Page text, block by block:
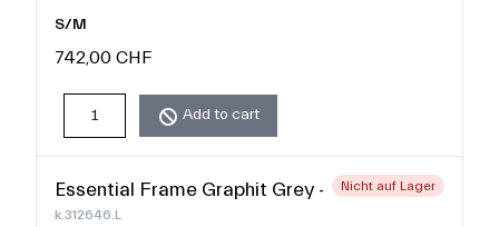
S/M
742,00 CHF
Add to cart
Essential Frame Graphit Grey - L
k.312646.L
Nicht auf Lager